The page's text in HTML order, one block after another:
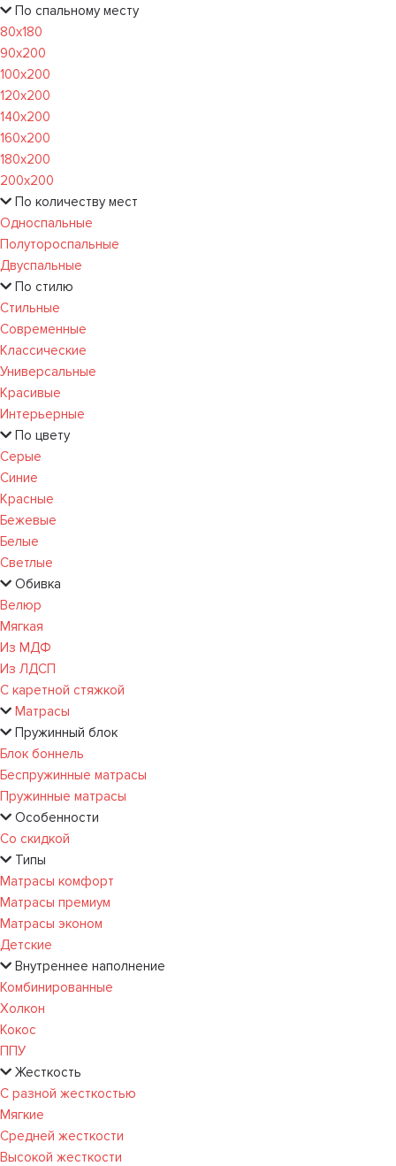
По спальному месту
80х180
90х200
100х200
120x200
140х200
160х200
180х200
200х200
По количеству мест
Односпальные
Полутороспальные
Двуспальные
По стилю
Стильные
Современные
Классические
Универсальные
Красивые
Интерьерные
По цвету
Серые
Синие
Красные
Бежевые
Белые
Светлые
Обивка
Велюр
Мягкая
Из МДФ
Из ЛДСП
С каретной стяжкой
Матрасы
Пружинный блок
Блок боннель
Беспружинные матрасы
Пружинные матрасы
Особенности
Со скидкой
Типы
Матрасы комфорт
Матрасы премиум
Матрасы эконом
Детские
Внутреннее наполнение
Комбинированные
Холкон
Кокос
ППУ
Жесткость
С разной жесткостью
Мягкие
Средней жесткости
Высокой жесткости